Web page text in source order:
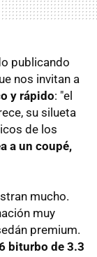
publicando
nos invitan a
y rápido: "el
su silueta
de los
a un coupé,
mucho.
muy
premium.
biturbo de 3.3